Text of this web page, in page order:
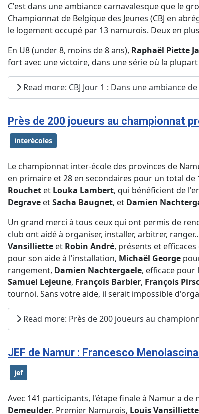
C'est dans une ambiance carnavalesque que le
Championnat de Belgique des Jeunes (CBJ en
le logement occupé par 13 namurois. Deux en
En U8 (under 8, moins de 8 ans), Raphaël Piette
fort avec une victoire, dans une série où la
Read more: CBJ Jour 1 : Dans une ambiance
Près de 200 joueurs au championnat
interécoles
Le championnat inter-école des provinces de
en primaire et 28 en secondaires pour un total
Rouchet et Louka Lambert, qui bénéficient de
Degrave etSacha Baugnet, et Damien
Un grand merci à tous ceux qui ont permis de
club ont aidé à organiser, installer, arbitrer,
Vansilliette et Robin André, présents et
pour son aide à l'installation, Michaël George
rangement, Damien Nachtergaele, efficace pour
Samuel Lejeune, François Barbier, François
tournoi. Sans votre aide, il serait impossible
Read more: Près de 200 joueurs au
JEF de Namur : Francesco
jef
Avec 141 participants, l'étape finale à Namur a de
Demeulder. Premier Namurois, Louis Vansilliette